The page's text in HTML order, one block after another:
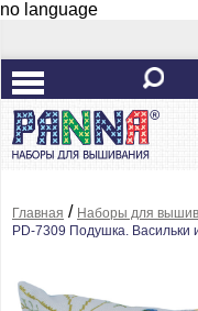
no language
Главная / Наборы для
PD-7309 Подушка. Васильки